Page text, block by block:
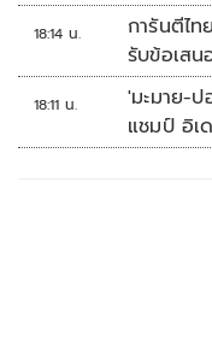
18:14 น.
การันตีไท
รับข้อเส
18:11 น.
'มะมาย-
แชมป์ อิเ
คัพ สนา